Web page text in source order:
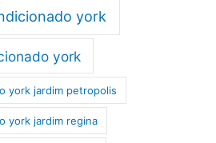
york
york
york jardim petropolis
york jardim regina